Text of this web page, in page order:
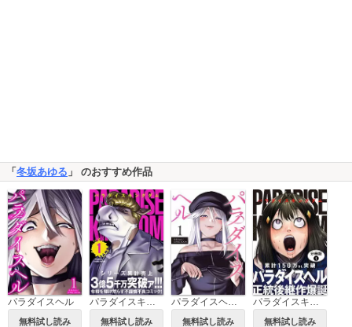
「 冬坂あゆる 」 のおすすめ作品
パラダイスヘル
無料試し読み
パラダイスキングダム
無料試し読み
パラダイスヘル 分冊版
無料試し読み
パラダイスキングダム 分冊版
無料試し読み